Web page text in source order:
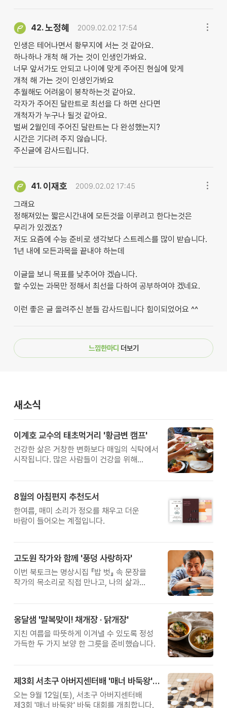
42.노정혜 2009.02.02 17:54
인생은 테어나면서 황무지에 서는 것 같아요.
하나하나 개척 해 가는 것이 인생인가봐요.
너무 앞서가도 안되고 나이에 맞게 주어진 현실에 맞게
개척 해 가는 것이 인생인가봐요
추월해도 어려움이 붕착하는것 같아요.
각자가 주어진 달란트로 최선을 다 하면 산다면
개척자가 누구나 될것 같아요.
벌써 2월인데 주어진 달란트는 다 완성했는지?
시간은 기다려 주지 않습니다.
주신글에 감사드립니다.
41. 이재호 2009.02.02 17:45
그래요
정해져있는 짧은시간내에 모든것을 이루려고 한다는것은
무리가 있겠죠?
저도 요즘에 수능 준비로 생각보다 스트레스를 많이 받습니다.
1년 내에 모든과목을 끝내야 하는데
이글을 보니 목표를 낮추어야 겠습니다.
할 수있는 과목만 정해서 최선을 다하여 공부하여야 겠네요.
이런 좋은 글 올려주신 분들 감사드립니다 힘이되었어요 ^^
느낌한마디 더보기
새소식
이계호 교수의 태초먹거리 '황금변 캠프'
건강한 삶은 거창한 변화보다 매일의 식탁에서
시작됩니다. 많은 사람들이 건강을 위해
받은 이계호 교수와 함께하는 태초먹거리
황금변 캠프
8월의 아침편지 추천도서
한여름, 매미 소리가 정오를 채우고 더운
바람이 들어오는 계절입니다.
고도원 작가와 함께 '풍덩 사랑하자'
이번 북토크는 명상시집 『밥 벗』 속 문장을
작가의 목소리로 직접 만나고, 나의 삶과
옹달샘 '말복맞이! 채개장 · 닭개장'
지친 여름을 따뜻하게 이겨낼 수 있도록 정성
가득한 두 가지 보양 한 그릇을 준비했습니다.
제3회 서초구 아버지센터배 '매너 바둑왕' 대회
오는 9월 12일(토), 서초구 아버지센터배
제3회 '매너 바둑왕' 바둑 대회를 개최합니다.